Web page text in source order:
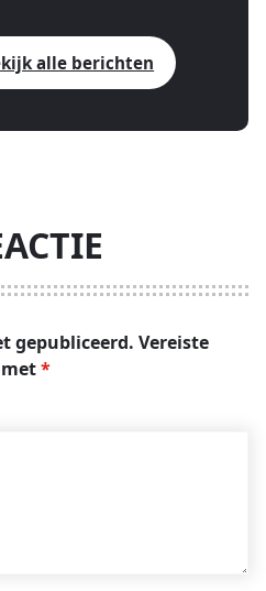
alle berichten
gepubliceerd. Vereiste
*